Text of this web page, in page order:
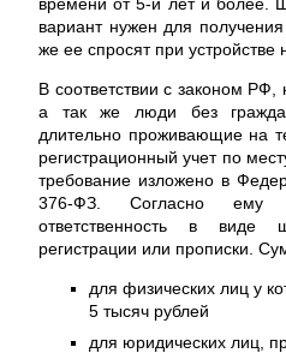
вариант нужен для
же ее спросят при устройстве
В соответствии с законом РФ,
а так же люди без
длительно проживающие на
регистрационный учет по
требование изложено в
376-ФЗ. Согласно ему
ответственность в виде
регистрации или прописки.
для физических лиц у
5 тысяч рублей
для юридических лиц,